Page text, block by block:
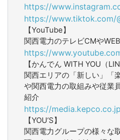
https://
https://www.tiktok.com/
【YouTube】
関西電力のテレビCMや
https://
【かんでん WITH YOU（
関西エリアの「新しい」「
や関西電力の取組みや従業
紹介
https://
【YOU‘S】
関西電力グループの様々な